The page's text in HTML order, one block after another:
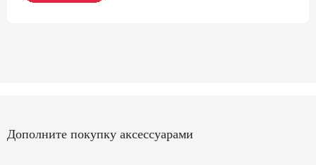
Дополните покупку аксессуарами